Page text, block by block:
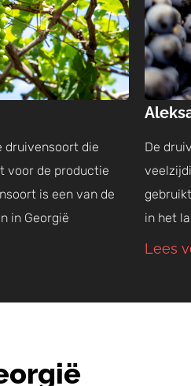
druivensoort die
voor de productie
is een van de
in Georgië
De
in het
Lees